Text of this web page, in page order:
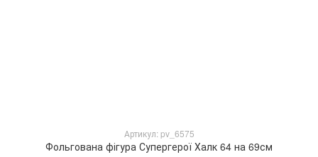
Артикул: pv_6575
Фольгована фігура Супергерої Халк 64 на 69см